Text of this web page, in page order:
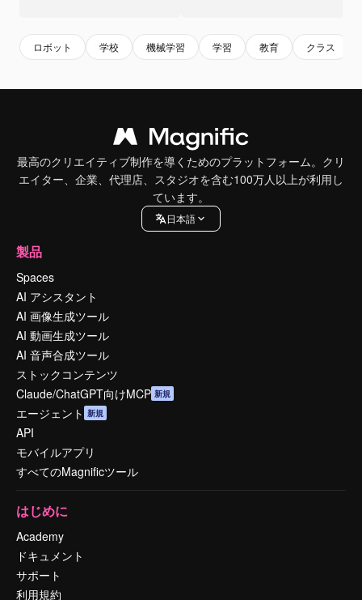
ロボット 学校 機械学習 学習 教育 クラス
最高のクリエイティブ制作を導くためのプラットフォーム。クリ
エイター、企業、代理店、スタジオを含む100万人以上が利用し
ています。
日本語
製品
Spaces
AI アシスタント
AI 画像生成ツール
AI 動画生成ツール
AI 音声合成ツール
ストックコンテンツ
Claude/ChatGPT向けMCP 新規
エージェント 新規
API
モバイルアプリ
すべてのMagnificツール
はじめに
Academy
ドキュメント
サポート
利用規約